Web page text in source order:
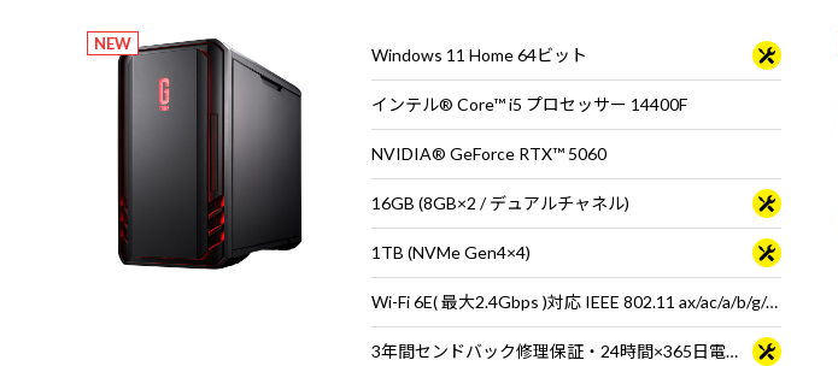
NEW
Windows 11 Home 64ビット
インテル® Core™ i5 プロセッサー 14400F
NVIDIA® GeForce RTX™ 5060
16GB (8GB×2 / デュアルチャネル)
1TB (NVMe Gen4×4)
Wi-Fi 6E( 最大2.4Gbps )対応 IEEE 802.11 ax/ac/a/b/g/n準拠 ＋ Bluetooth 5内蔵
3年間センドバック修理保証・24時間×365日電話サポート